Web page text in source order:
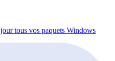
tous vos paquets Windows